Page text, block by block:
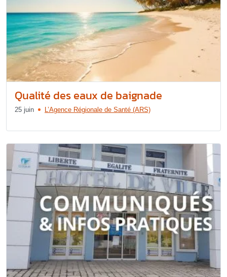
Qualité des eaux de baignade
25 juin L’Agence Régionale de Santé (ARS)